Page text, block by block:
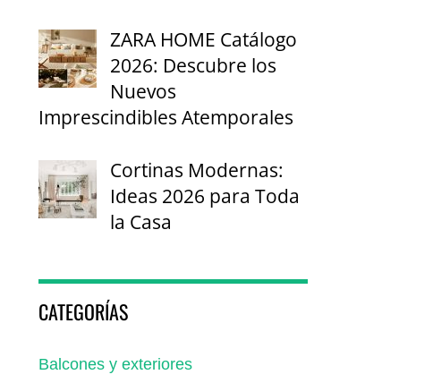
ZARA HOME Catálogo
2026: Descubre los
Nuevos
Imprescindibles Atemporales
Cortinas Modernas:
Ideas 2026 para Toda
la Casa
CATEGORÍAS
Balcones y exteriores